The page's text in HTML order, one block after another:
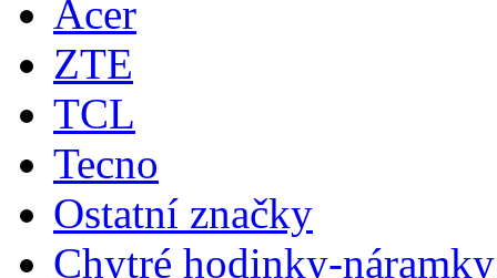
Acer
ZTE
TCL
Tecno
Ostatní značky
Chytré hodinky-náramky